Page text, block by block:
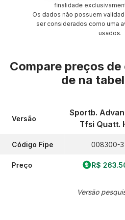
finalidade
Os dados não possuem
ser considerados como uma
usados.
Compare preços
de na
Versão
Código Fipe
Preço
Sportb.
Tfsi Quatt.
008300-3
R$
Versão